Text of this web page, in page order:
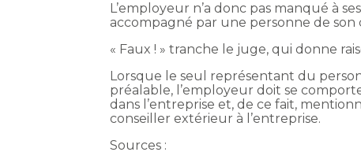
L’employeur n’a donc pas manqué à
accompagné par une personne de son
« Faux ! » tranche le juge, qui donne
Lorsque le seul représentant du
préalable, l’employeur doit se
dans l’entreprise et, de ce fait,
conseiller extérieur à l’entreprise.
Sources :